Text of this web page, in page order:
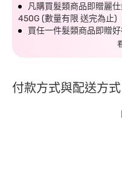
凡購買髮類商品即贈麗
450G (數量有限 送完為止)
買任一件髮類商品即贈
付款方式與配送方式